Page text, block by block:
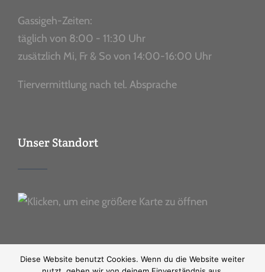
Gassigeh-Zeiten:
täglich von 8:00 - 11:30 Uhr
zusätzlich Mi, Fr & So von 14:00-16:00 Uhr
Tiervermittlung nach tel. Absprache
Unser Standort
Diese Website benutzt Cookies. Wenn du die Website weiter